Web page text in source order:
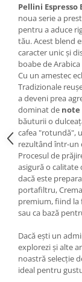
Pellini Espresso
noua serie a
pentru a aduce
tău. Acest blend
caracter unic și
boabe de
Cu un amestec
Tradizionale
a deveni prea
dominat de note
băuturii o
cafea "rotundă",
rezultând într-un
Procesul de
asigură o
dacă este
portafiltru,
premium, fiind la
sau ca bază
Dacă ești un
explorezi și alte
noastră selecție
ideal pentru